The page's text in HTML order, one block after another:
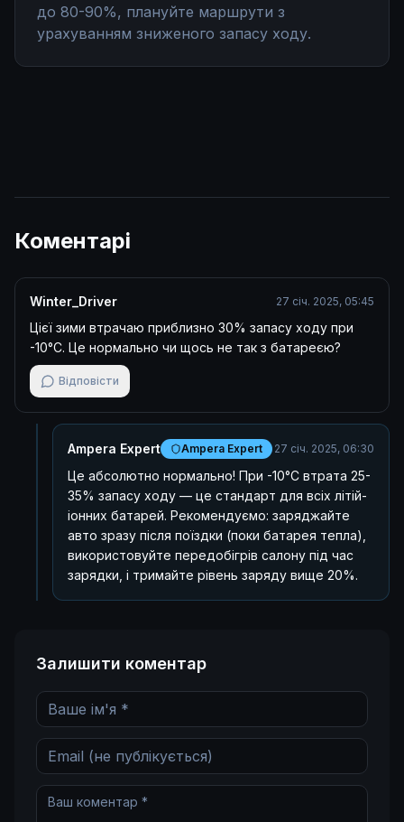
до 80-90%, плануйте маршрути з
урахуванням зниженого запасу ходу.
Коментарі
Winter_Driver 27 січ. 2025, 05:45
Цієї зими втрачаю приблизно 30% запасу ходу при
-10°C. Це нормально чи щось не так з батареєю?
Відповісти
Ampera Expert Ampera Expert 27 січ. 2025, 06:30
Це абсолютно нормально! При -10°C втрата 25-
35% запасу ходу — це стандарт для всіх літій-
іонних батарей. Рекомендуємо: заряджайте
авто зразу після поїздки (поки батарея тепла),
використовуйте передобігрів салону під час
зарядки, і тримайте рівень заряду вище 20%.
Залишити коментар